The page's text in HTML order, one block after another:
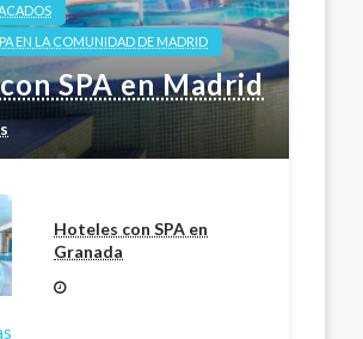
EN LA COMUNIDAD DE MADRID
SPA en Madrid
Hoteles con SPA en
Granada